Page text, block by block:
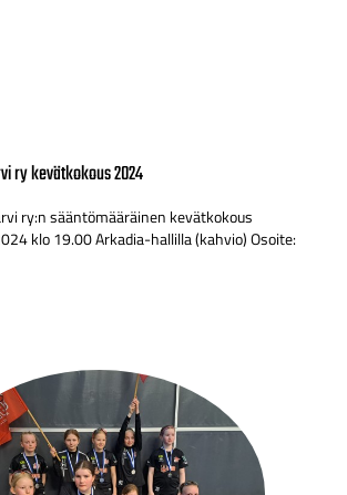
ry kevätkokous 2024
ry:n sääntömääräinen kevätkokous
klo 19.00 Arkadia-hallilla (kahvio) Osoite: